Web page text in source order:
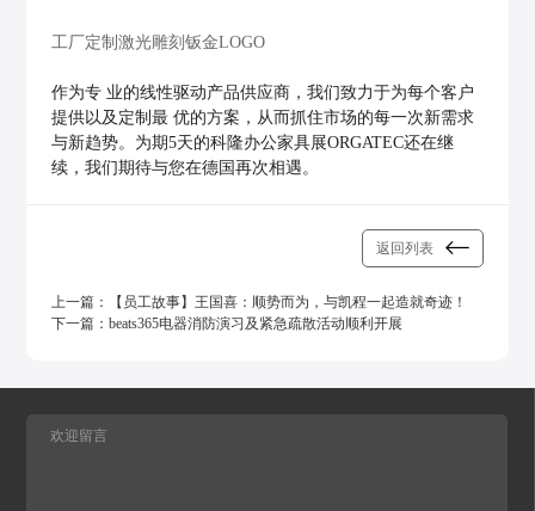
工厂定制激光雕刻钣金LOGO
作为专 业的线性驱动产品供应商，我们致力于为每个客户
提供以及定制最 优的方案，从而抓住市场的每一次新需求
与新趋势。为期5天的科隆办公家具展ORGATEC还在继
续，我们期待与您在德国再次相遇。
返回列表
上一篇：
【员工故事】王国喜：顺势而为，与凯程一起造就奇迹！
下一篇： beats365电器消防演习及紧急疏散活动顺利开展